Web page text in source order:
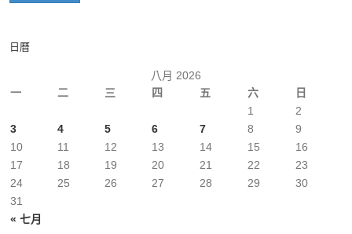
日曆
八月 2026
一
二 三 四 五 六 日
« 七月
1
2
3
4 5 6 7 8
9
10
11 12 13 14 15
16
17
18 19 20 21 22
23
24
25 26 27 28 29
30
31